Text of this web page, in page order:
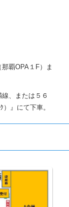
覇OPA１F）ま
、または５６
』にて下車。